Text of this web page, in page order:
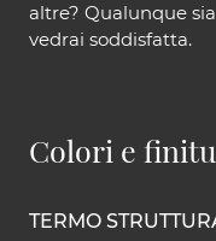
altre? Qualunque
vedrai soddisfatta.
Colori e
TERMO